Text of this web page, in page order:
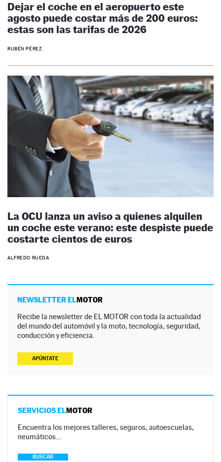
Dejar el coche en el aeropuerto este
agosto puede costar más de 200 euros:
estas son las tarifas de 2026
RUBÉN PÉREZ
La OCU lanza un aviso a quienes alquilen
un coche este verano: este despiste puede
costarte cientos de euros
ALFREDO RUEDA
NEWSLETTER ELMOTOR
Recibe la newsletter de EL MOTOR con toda la actualidad
del mundo del automóvil y la moto, tecnología, seguridad,
conducción y eficiencia.
APÚNTATE
SERVICIOS ELMOTOR
Encuentra los mejores talleres, seguros, autoescuelas,
neumáticos…
BUSCAR